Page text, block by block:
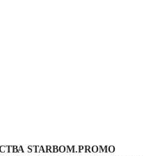
STARBOM.PROMO